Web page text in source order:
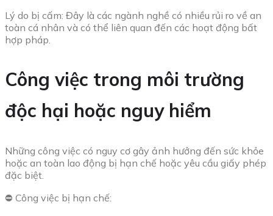
Lý do bị cấm: Đây là các ngành nghề có nhiều rủi ro về an
toàn cá nhân và có thể liên quan đến các hoạt động bất
hợp pháp.
Công việc trong môi trường
độc hại hoặc nguy hiểm
Những công việc có nguy cơ gây ảnh hưởng đến sức khỏe
hoặc an toàn lao động bị hạn chế hoặc yêu cầu giấy phép
đặc biệt.
⛔ Công việc bị hạn chế: